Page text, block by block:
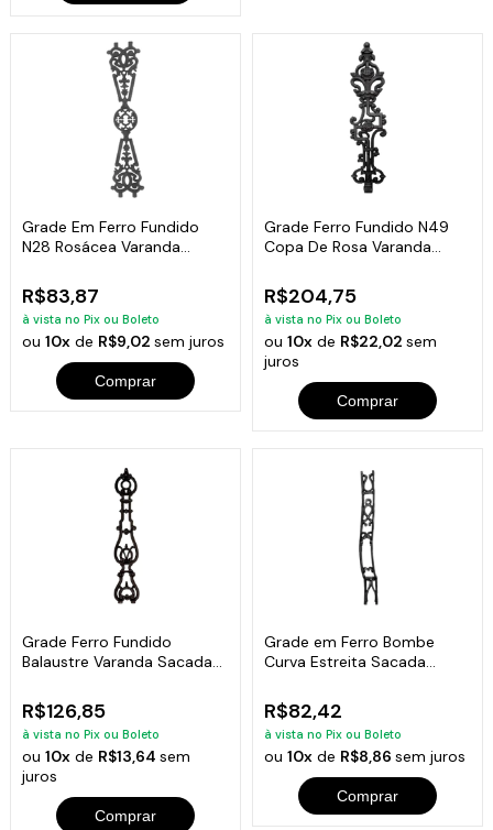
Grade Em Ferro Fundido
N28 Rosácea Varanda
R$83,87
à vista no Pix ou Boleto
ou10x de R$9,02sem juros
Comprar
Grade Ferro Fundido N49
Copa De Rosa Varanda
R$204,75
à vista no Pix ou Boleto
ou 10xde R$22,02 sem
juros
Comprar
Grade Ferro Fundido
Balaustre Varanda Sacada
R$126,85
à vista no Pix ou Boleto
ou10x de R$13,64sem
juros
Comprar
Grade em Ferro Bombe
Curva Estreita Sacada
R$82,42
à vista no Pix ou Boleto
ou 10xde R$8,86 sem juros
Comprar